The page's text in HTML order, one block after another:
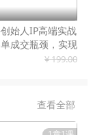
始人IP高端实战
成交瓶颈，实现
化
¥ 199.00
查看全部